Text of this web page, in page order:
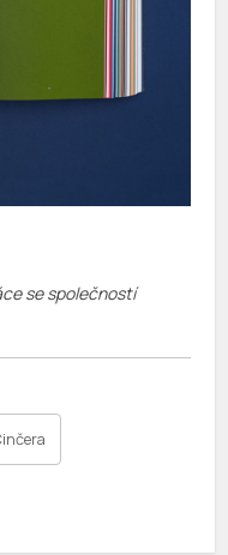
se společností